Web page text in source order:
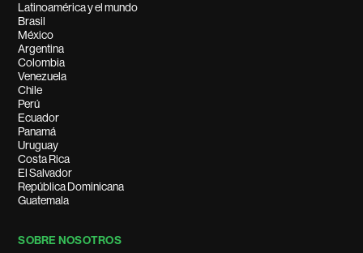
Latinoamérica y el mundo
Brasil
México
Argentina
Colombia
Venezuela
Chile
Perú
Ecuador
Panamá
Uruguay
Costa Rica
El Salvador
República Dominicana
Guatemala
SOBRE NOSOTROS